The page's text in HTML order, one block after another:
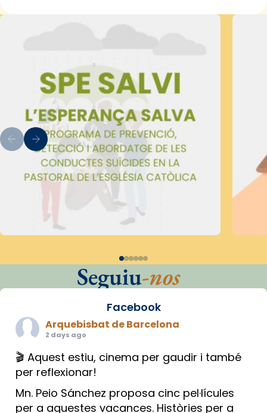
Seguiu-nos
Facebook
Arquebisbat de Barcelona
2 days ago
🎬 Aquest estiu, cinema per gaudir i també
per reflexionar!
Mn. Peio Sánchez proposa cinc pel·lícules
per a aquestes vacances. Històries per a